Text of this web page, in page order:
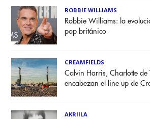
ROBBIE WILLIAMS
Robbie Williams: la
pop británico
CREAMFIELDS
Calvin Harris, Charlotte
encabezan el line up de
AKRIILA